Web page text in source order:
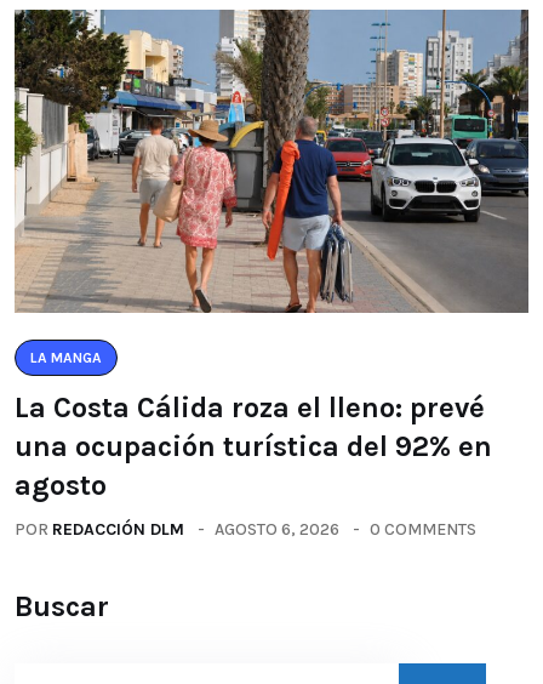
LA MANGA
La Costa Cálida roza el lleno: prevé
una ocupación turística del 92% en
agosto
POR REDACCIÓN DLM AGOSTO 6, 2026 0 COMMENTS
Buscar